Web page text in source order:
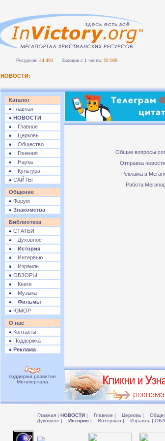
Ресурсов: 44 493 Заходов с 1 числа: 56 088
НОВОСТИ:
Каталог
Главная
НОВОСТИ
Главное
Церковь
Общество
Гонения
Наука
Культура
САЙТЫ
Общение
Форум
Знакомства
Библиотека
СТАТЬИ
Духовное
История
Интервью
Израиль
ОБЗОРЫ
Книги
Музыка
Фильмы
ЮМОР
О нас
Контакты
Поддержка
Реклама
Общие вопросы
Отправка
Реклама в
Работа
поддержи развитие
Мегапортала
Главная | НОВОСТИ | Главное | Церковь |
Духовное | История | Интервью | Израиль |